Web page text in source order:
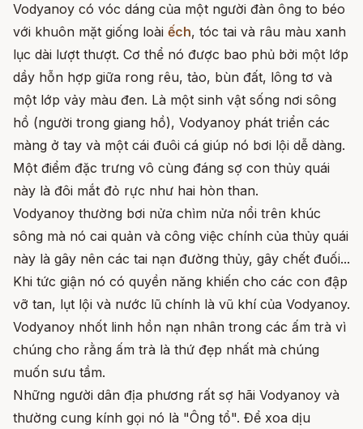
Vodyanoy có vóc dáng của một người đàn ông to béo
với khuôn mặt giống loài ếch, tóc tai và râu màu xanh
lục dài lượt thượt. Cơ thể nó được bao phủ bởi một lớp
dầy hỗn hợp giữa rong rêu, tảo, bùn đất, lông tơ và
một lớp vảy màu đen. Là một sinh vật sống nơi sông
hồ (người trong giang hồ), Vodyanoy phát triển các
màng ở tay và một cái đuôi cá giúp nó bơi lội dễ dàng.
Một điểm đặc trưng vô cùng đáng sợ con thủy quái
này là đôi mắt đỏ rực như hai hòn than.
Vodyanoy thường bơi nửa chìm nửa nổi trên khúc
sông mà nó cai quản và công việc chính của thủy quái
này là gây nên các tai nạn đường thủy, gây chết đuối...
Khi tức giận nó có quyền năng khiến cho các con đập
vỡ tan, lụt lội và nước lũ chính là vũ khí của Vodyanoy.
Vodyanoy nhốt linh hồn nạn nhân trong các ấm trà vì
chúng cho rằng ấm trà là thứ đẹp nhất mà chúng
muốn sưu tầm.
Những người dân địa phương rất sợ hãi Vodyanoy và
thường cung kính gọi nó là "Ông tổ". Để xoa dịu